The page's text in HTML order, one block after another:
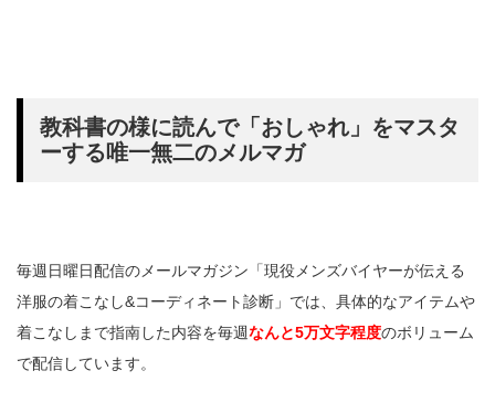
教科書の様に読んで「おしゃれ」をマスタ
ーする唯一無二のメルマガ
毎週日曜日配信のメールマガジン「現役メンズバイヤーが伝える
洋服の着こなし&コーディネート診断」では、具体的なアイテムや
着こなしまで指南した内容を毎週なんと5万文字程度のボリューム
で配信しています。